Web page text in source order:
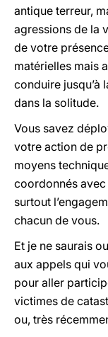
antique terreur,
agressions de la
de votre
matérielles mais
conduire jusqu’à
dans la solitude.
Vous savez
votre action de
moyens
coordonnés
surtout
chacun de vous.
Et je ne saurais
aux appels qui
pour aller
victimes de
ou, très